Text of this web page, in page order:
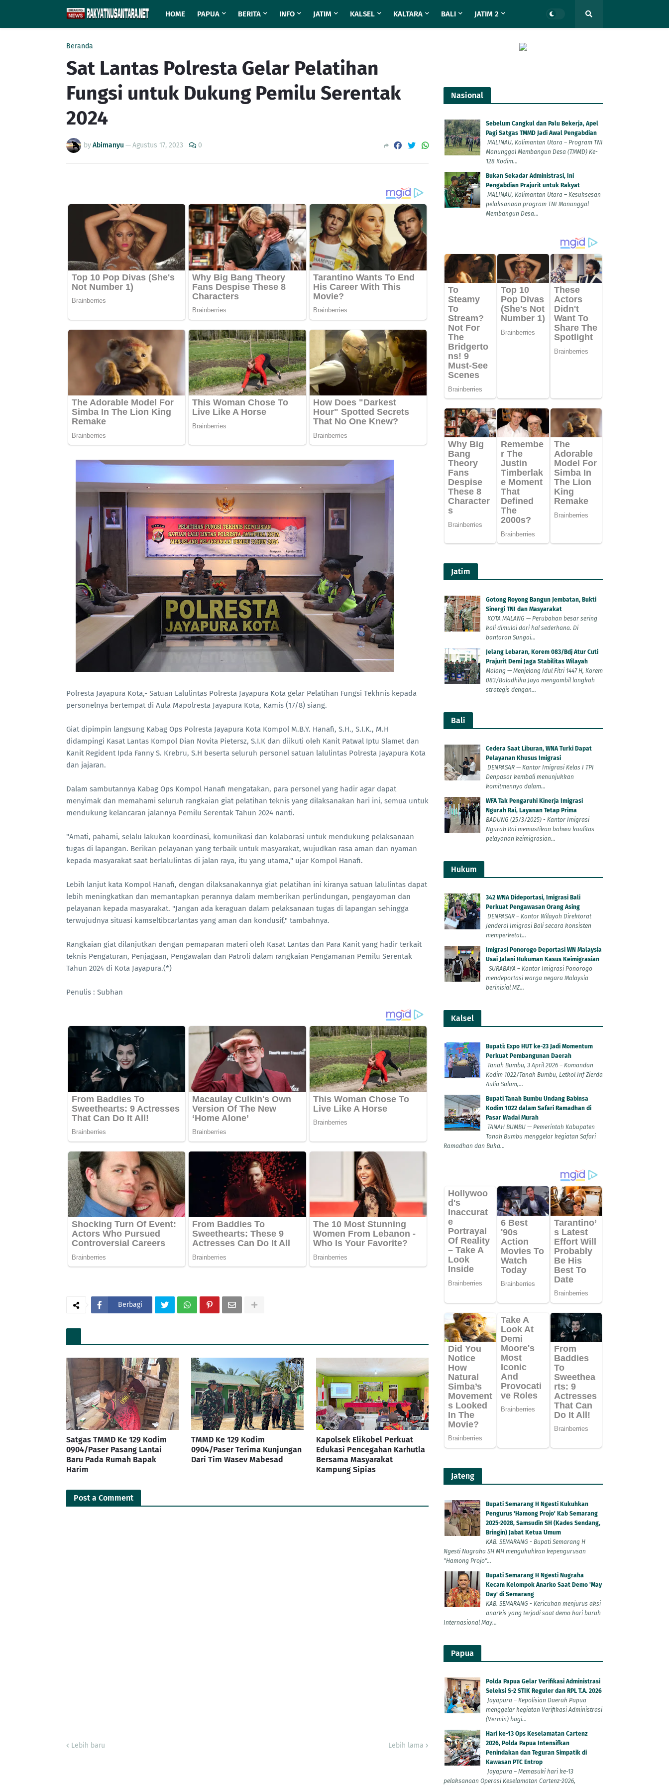
HOME PAPUA BERITA INFO JATIM KALSEL KALTARA BALI JATIM 2
Beranda
Sat Lantas Polresta Gelar Pelatihan
Fungsi untuk Dukung Pemilu Serentak
2024
byAbimanyu —Agustus 17, 2023 0
Polresta Jayapura Kota,- Satuan Lalulintas Polresta Jayapura Kota gelar Pelatihan Fungsi Tekhnis kepada
personelnya bertempat di Aula Mapolresta Jayapura Kota, Kamis (17/8) siang.
Giat dipimpin langsung Kabag Ops Polresta Jayapura Kota Kompol M.B.Y. Hanafi, S.H., S.I.K., M.H
didampingi Kasat Lantas Kompol Dian Novita Pietersz, S.I.K dan diikuti oleh Kanit Patwal Iptu Slamet dan
Kanit Regident Ipda Fanny S. Krebru, S.H beserta seluruh personel satuan lalulintas Polresta Jayapura Kota
dan jajaran.
Dalam sambutannya Kabag Ops Kompol Hanafi mengatakan, para personel yang hadir agar dapat
menyimak dan memahami seluruh rangkaian giat pelatihan teknis yang dilaksanakan hari ini, semua untuk
mendukung kelancaran jalannya Pemilu Serentak Tahun 2024 nanti.
"Amati, pahami, selalu lakukan koordinasi, komunikasi dan kolaborasi untuk mendukung pelaksanaan
tugas di lapangan. Berikan pelayanan yang terbaik untuk masyarakat, wujudkan rasa aman dan nyaman
kepada masyarakat saat berlalulintas di jalan raya, itu yang utama," ujar Kompol Hanafi.
Lebih lanjut kata Kompol Hanafi, dengan dilaksanakannya giat pelatihan ini kiranya satuan lalulintas dapat
lebih meningkatkan dan memantapkan perannya dalam memberikan perlindungan, pengayoman dan
pelayanan kepada masyarakat. "Jangan ada keraguan dalam pelaksanaan tugas di lapangan sehingga
terwujudnya situasi kamseltibcarlantas yang aman dan kondusif," tambahnya.
Rangkaian giat dilanjutkan dengan pemaparan materi oleh Kasat Lantas dan Para Kanit yang hadir terkait
teknis Pengaturan, Penjagaan, Pengawalan dan Patroli dalam rangkaian Pengamanan Pemilu Serentak
Tahun 2024 di Kota Jayapura.(*)
Penulis : Subhan
Berbagi
Satgas TMMD Ke 129 Kodim
0904/Paser Pasang Lantai
Baru Pada Rumah Bapak
Harim
TMMD Ke 129 Kodim
0904/Paser Terima Kunjungan
Dari Tim Wasev Mabesad
Kapolsek Elikobel Perkuat
Edukasi Pencegahan Karhutla
Bersama Masyarakat
Kampung Sipias
Post a Comment
Lebih baru Lebih lama
Nasional
Sebelum Cangkul dan Palu Bekerja, Apel
Pagi Satgas TMMD Jadi Awal Pengabdian
MALINAU, Kalimantan Utara – Program TNI
Manunggal Membangun Desa (TMMD) Ke-
128 Kodim...
Bukan Sekadar Administrasi, Ini
Pengabdian Prajurit untuk Rakyat
MALINAU, Kalimantan Utara – Kesuksesan
pelaksanaan program TNI Manunggal
Membangun Desa...
Jatim
Gotong Royong Bangun Jembatan, Bukti
Sinergi TNI dan Masyarakat
KOTA MALANG — Perubahan besar sering
kali dimulai dari hal sederhana. Di
bantaran Sungai...
Jelang Lebaran, Korem 083/Bdj Atur Cuti
Prajurit Demi Jaga Stabilitas Wilayah
Malang — Menjelang Idul Fitri 1447 H, Korem
083/Baladhika Jaya mengambil langkah
strategis dengan...
Bali
Cedera Saat Liburan, WNA Turki Dapat
Pelayanan Khusus Imigrasi
DENPASAR — Kantor Imigrasi Kelas I TPI
Denpasar kembali menunjukkan
komitmennya dalam...
WFA Tak Pengaruhi Kinerja Imigrasi
Ngurah Rai, Layanan Tetap Prima
BADUNG (25/3/2025) - Kantor Imigrasi
Ngurah Rai memastikan bahwa kualitas
pelayanan keimigrasian...
Hukum
342 WNA Dideportasi, Imigrasi Bali
Perkuat Pengawasan Orang Asing
DENPASAR – Kantor Wilayah Direktorat
Jenderal Imigrasi Bali secara konsisten
memperketat...
Imigrasi Ponorogo Deportasi WN Malaysia
Usai Jalani Hukuman Kasus Keimigrasian
SURABAYA – Kantor Imigrasi Ponorogo
mendeportasi warga negara Malaysia
berinisial MZ...
Kalsel
Bupati: Expo HUT ke-23 Jadi Momentum
Perkuat Pembangunan Daerah
Tanah Bumbu, 3 April 2026 – Komandan
Kodim 1022/Tanah Bumbu, Letkol Inf Zierda
Aulia Salam,...
Bupati Tanah Bumbu Undang Babinsa
Kodim 1022 dalam Safari Ramadhan di
Pasar Wadai Murah
TANAH BUMBU — Pemerintah Kabupaten
Tanah Bumbu menggelar kegiatan Safari
Ramadhan dan Buka...
Jateng
Bupati Semarang H Ngesti Kukuhkan
Pengurus 'Hamong Projo' Kab Semarang
2025-2028, Samsudin SH (Kades Sendang,
Bringin) Jabat Ketua Umum
KAB. SEMARANG - Bupati Semarang H
Ngesti Nugraha SH MH mengukuhkan kepengurusan
"Hamong Projo"...
Bupati Semarang H Ngesti Nugraha
Kecam Kelompok Anarko Saat Demo 'May
Day' di Semarang
KAB. SEMARANG - Kericuhan menjurus aksi
anarkis yang terjadi saat demo hari buruh
Internasional May...
Papua
Polda Papua Gelar Verifikasi Administrasi
Seleksi S-2 STIK Reguler dan RPL T.A. 2026
Jayapura – Kepolisian Daerah Papua
menggelar kegiatan Verifikasi Administrasi
(Vermin) bagi...
Hari ke-13 Ops Keselamatan Cartenz
2026, Polda Papua Intensifkan
Penindakan dan Teguran Simpatik di
Kawasan PTC Entrop
Jayapura – Memasuki hari ke-13
pelaksanaan Operasi Keselamatan Cartenz-2026,